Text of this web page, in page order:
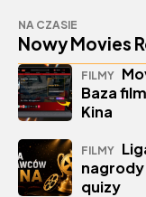
NA CZASIE
Nowy Movies
FILMY
Baza
Kina
FILMY
nagrody
quizy